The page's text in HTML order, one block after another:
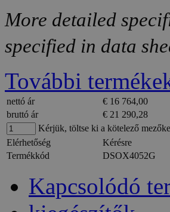
More detailed
specified in data
További
nettó ár
€ 16 764,00
bruttó ár
€ 21 290,28
Kérjük, töltse ki a kötelező
Elérhetőség
Kérésre
Termékkód
DSOX4052G
Kapcsolódó